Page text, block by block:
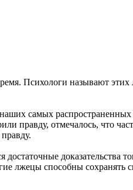
Психологи называют
самых
правду, отмечалось, что
доказательства
лжецы способны сохранять